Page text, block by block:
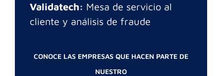
Validatech: Mesa de servicio al
cliente y análisis de fraude
CONOCE LAS EMPRESAS QUE HACEN PARTE DE
NUESTRO